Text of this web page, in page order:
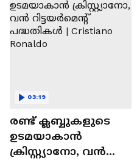
രണ്ട്‌ ക്ലബ്ബുകളുടെ
ഉടമയാകാന്‍
ക്രിസ്റ്റ്യാനോ, വന്‍
03:19